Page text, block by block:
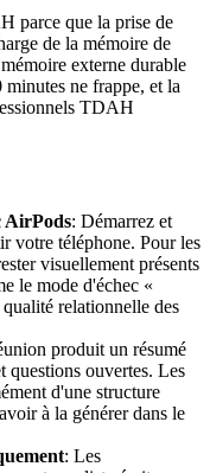
parce que la prise de
de la mémoire de
externe durable
ne frappe, et la
TDAH
AirPods: Démarrez et
votre téléphone. Pour les
visuellement présents
le mode d'échec «
relationnelle des
produit un résumé
questions ouvertes. Les
d'une structure
à la générer dans le
: Les